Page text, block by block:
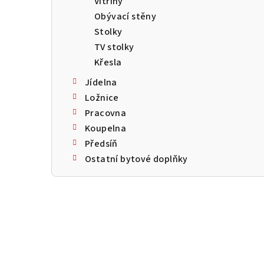
Obývací stěny
Stolky
TV stolky
Křesla
Jídelna
Ložnice
Pracovna
Koupelna
Předsíň
Ostatní bytové doplňky